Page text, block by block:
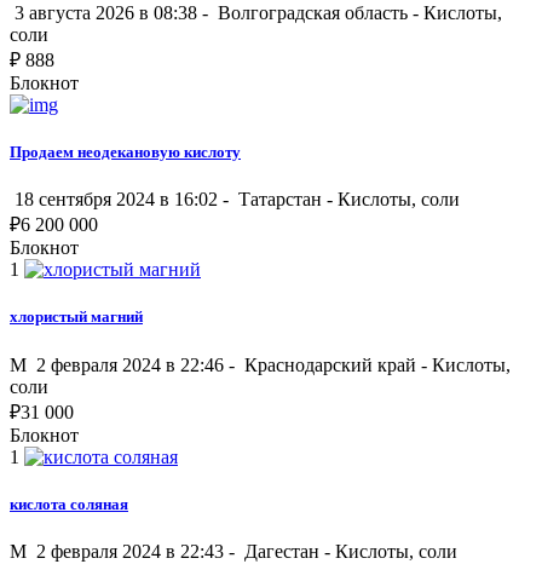
3 августа 2026 в 08:38 - Волгоградская область - Кислоты,
соли
₽ 888
Блокнот
Продаем неодекановую кислоту
18 сентября 2024 в 16:02 - Татарстан - Кислоты, соли
₽6 200 000
Блокнот
1
хлористый магний
M 2 февраля 2024 в 22:46 - Краснодарский край - Кислоты,
соли
₽31 000
Блокнот
1
кислота соляная
M 2 февраля 2024 в 22:43 - Дагестан - Кислоты, соли